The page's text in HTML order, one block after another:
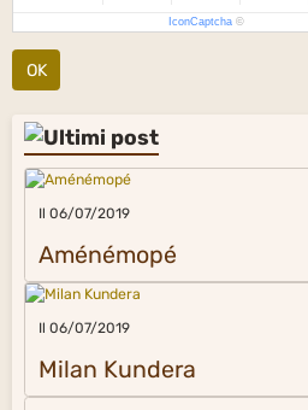
IconCaptcha ©
OK
Il 06/07/2019
Aménémopé
Il 06/07/2019
Milan Kundera